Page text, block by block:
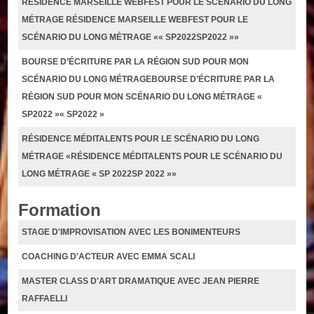
MÉTRAGE RÉSIDENCE MARSEILLE WEBFEST POUR LE
SCÉNARIO DU LONG MÉTRAGE «« SP2022SP2022 »»
BOURSE D’ÉCRITURE PAR LA RÉGION SUD POUR MON
SCÉNARIO DU LONG MÉTRAGEBOURSE D’ÉCRITURE PAR LA
RÉGION SUD POUR MON SCÉNARIO DU LONG MÉTRAGE «
SP2022 »« SP2022 »
RÉSIDENCE MÉDITALENTS POUR LE SCÉNARIO DU LONG
MÉTRAGE «RÉSIDENCE MÉDITALENTS POUR LE SCÉNARIO DU
LONG MÉTRAGE « SP 2022SP 2022 »»
Formation
STAGE D'IMPROVISATION AVEC LES BONIMENTEURS
COACHING D'ACTEUR AVEC EMMA SCALI
MASTER CLASS D'ART DRAMATIQUE AVEC JEAN PIERRE
RAFFAELLI